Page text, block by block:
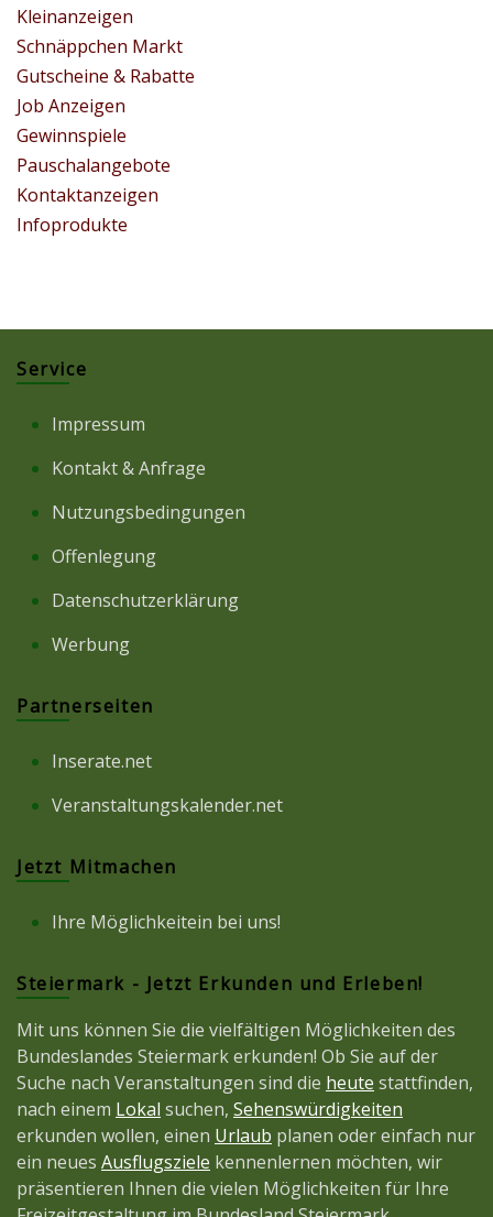
Kleinanzeigen
Schnäppchen Markt
Gutscheine & Rabatte
Job Anzeigen
Gewinnspiele
Pauschalangebote
Kontaktanzeigen
Infoprodukte
Service
Impressum
Kontakt & Anfrage
Nutzungsbedingungen
Offenlegung
Datenschutzerklärung
Werbung
Partnerseiten
Inserate.net
Veranstaltungskalender.net
Jetzt Mitmachen
Ihre Möglichkeitein bei uns!
Steiermark - Jetzt Erkunden und Erleben!
Mit uns können Sie die vielfältigen Möglichkeiten des
Bundeslandes Steiermark erkunden! Ob Sie auf der
Suche nach Veranstaltungen sind die heute stattfinden,
nach einem Lokal suchen, Sehenswürdigkeiten
erkunden wollen, einen Urlaub planen oder einfach nur
ein neues Ausflugsziele kennenlernen möchten, wir
präsentieren Ihnen die vielen Möglichkeiten für Ihre